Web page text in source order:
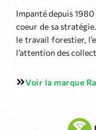
Impanté depuis 1980
coeur de sa
le travail forestier,
l’attention des
Voir la marque